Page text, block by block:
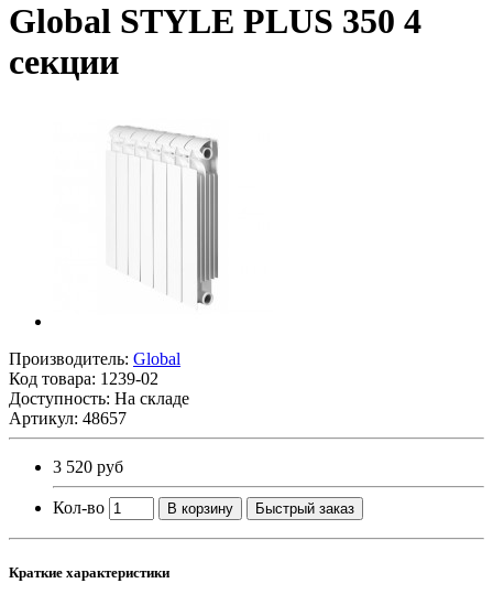
Global STYLE PLUS 350 4
секции
Производитель: Global
Код товара: 1239-02
Доступность: На складе
Артикул: 48657
3 520 руб
Кол-во В корзину Быстрый заказ
Краткие характеристики